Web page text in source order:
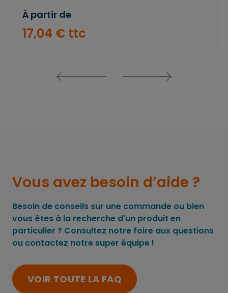
À partir de
17,04 € ttc
Vous avez besoin d’aide ?
Besoin de conseils sur une commande ou bien
vous êtes à la recherche d'un produit en
particulier ? Consultez notre foire aux questions
ou contactez notre super équipe !
VOIR TOUTE LA FAQ